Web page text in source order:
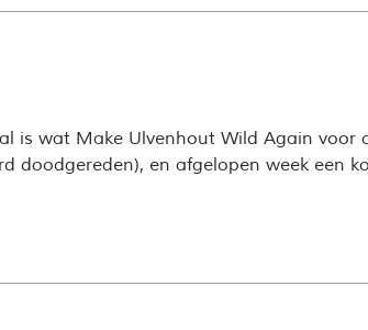
is wat Make Ulvenhout Wild Again voor
doodgereden), en afgelopen week een